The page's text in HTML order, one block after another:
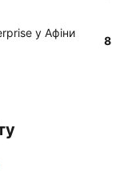
у Афіни
8